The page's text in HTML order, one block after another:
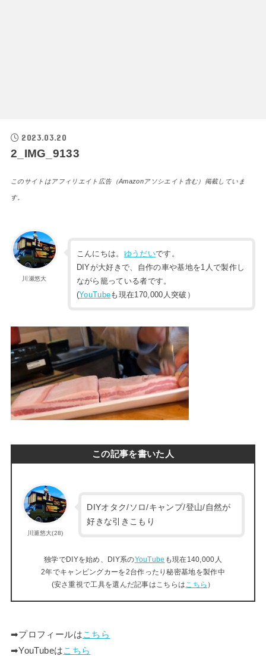
2023.03.20
2_IMG_9133
このサイトはアフィリエイト広告（Amazonアソシエイト含む）掲載していま
す。
川瀬悠大
こんにちは。 ゆうだいです。
DIYが大好きで、自作の車や基地を1人で製作し
ながら籠っている者です。
(YouTubeも現在170,000人突破）
この記事を書いた人
川瀬悠大(28)
DIYオタク/ソロ/キャンプ/登山/自然が
好きな引きこもり
独学でDIYを始め、DIY系のYouTube も現在140,000人
2年でキャンピングカーを2台作ったり秘密基地を製作中
(安さ重視で工具を選んだ記事はこちらは こちら ）
➡︎プロフィールはこちら
➡︎YouTubeはこちら